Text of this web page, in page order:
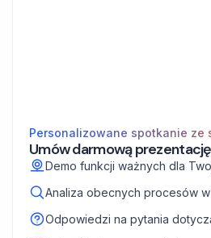
Personalizowane spotkanie ze
Umów darmową
Demo funkcji ważnych dla
Analiza obecnych procesów
Odpowiedzi na pytania